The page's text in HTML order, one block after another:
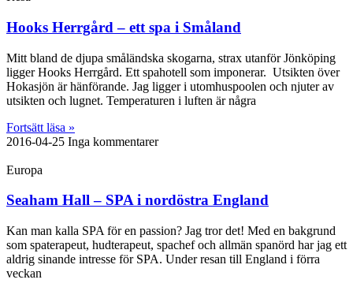
Hooks Herrgård – ett spa i Småland
Mitt bland de djupa småländska skogarna, strax utanför Jönköping
ligger Hooks Herrgård. Ett spahotell som imponerar. Utsikten över
Hokasjön är hänförande. Jag ligger i utomhuspoolen och njuter av
utsikten och lugnet. Temperaturen i luften är några
Fortsätt läsa »
2016-04-25 Inga kommentarer
Europa
Seaham Hall – SPA i nordöstra England
Kan man kalla SPA för en passion? Jag tror det! Med en bakgrund
som spaterapeut, hudterapeut, spachef och allmän spanörd har jag ett
aldrig sinande intresse för SPA. Under resan till England i förra
veckan